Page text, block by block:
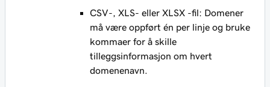
CSV-, XLS- eller XLSX -fil: Domener
må være oppført én per linje og bruke
kommaer for å skille
tilleggsinformasjon om hvert
domenenavn.